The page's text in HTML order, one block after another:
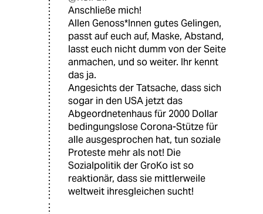
Anschließe mich!
Allen Genoss*Innen gutes Gelingen,
passt auf euch auf, Maske, Abstand,
lasst euch nicht dumm von der Seite
anmachen, und so weiter. Ihr kennt
das ja.
Angesichts der Tatsache, dass sich
sogar in den USA jetzt das
Abgeordnetenhaus für 2000 Dollar
bedingungslose Corona-Stütze für
alle ausgesprochen hat, tun soziale
Proteste mehr als not! Die
Sozialpolitik der GroKo ist so
reaktionär, dass sie mittlerweile
weltweit ihresgleichen sucht!